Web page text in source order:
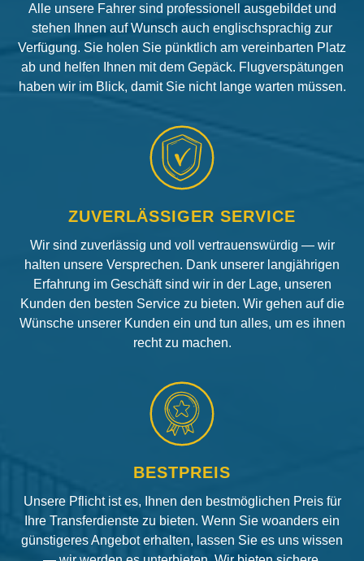
Alle unsere Fahrer sind professionell ausgebildet und
stehen Ihnen auf Wunsch auch englischsprachig zur
Verfügung. Sie holen Sie pünktlich am vereinbarten Platz
ab und helfen Ihnen mit dem Gepäck. Flugverspätungen
haben wir im Blick, damit Sie nicht lange warten müssen.
ZUVERLÄSSIGER SERVICE
Wir sind zuverlässig und voll vertrauenswürdig — wir
halten unsere Versprechen. Dank unserer langjährigen
Erfahrung im Geschäft sind wir in der Lage, unseren
Kunden den besten Service zu bieten. Wir gehen auf die
Wünsche unserer Kunden ein und tun alles, um es ihnen
recht zu machen.
BESTPREIS
Unsere Pflicht ist es, Ihnen den bestmöglichen Preis für
Ihre Transferdienste zu bieten. Wenn Sie woanders ein
günstigeres Angebot erhalten, lassen Sie es uns wissen